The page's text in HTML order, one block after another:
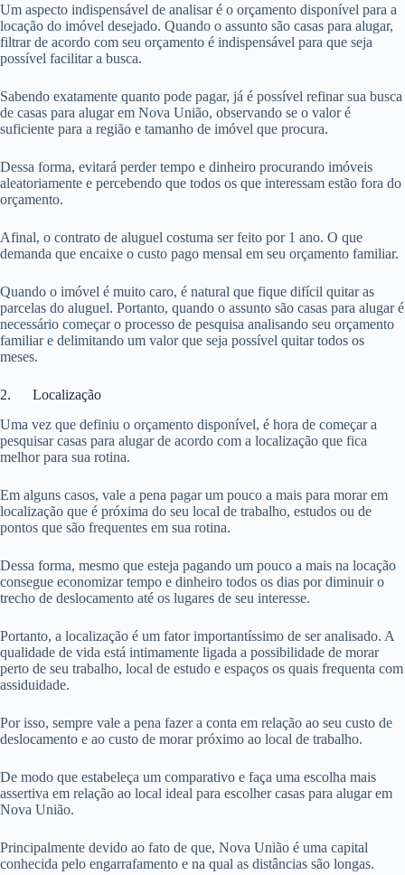
Um aspecto indispensável de analisar é o orçamento disponível para a
locação do imóvel desejado. Quando o assunto são casas para alugar,
filtrar de acordo com seu orçamento é indispensável para que seja
possível facilitar a busca.
Sabendo exatamente quanto pode pagar, já é possível refinar sua busca
de casas para alugar em Nova União, observando se o valor é
suficiente para a região e tamanho de imóvel que procura.
Dessa forma, evitará perder tempo e dinheiro procurando imóveis
aleatoriamente e percebendo que todos os que interessam estão fora do
orçamento.
Afinal, o contrato de aluguel costuma ser feito por 1 ano. O que
demanda que encaixe o custo pago mensal em seu orçamento familiar.
Quando o imóvel é muito caro, é natural que fique difícil quitar as
parcelas do aluguel. Portanto, quando o assunto são casas para alugar é
necessário começar o processo de pesquisa analisando seu orçamento
familiar e delimitando um valor que seja possível quitar todos os
meses.
2. Localização
Uma vez que definiu o orçamento disponível, é hora de começar a
pesquisar casas para alugar de acordo com a localização que fica
melhor para sua rotina.
Em alguns casos, vale a pena pagar um pouco a mais para morar em
localização que é próxima do seu local de trabalho, estudos ou de
pontos que são frequentes em sua rotina.
Dessa forma, mesmo que esteja pagando um pouco a mais na locação
consegue economizar tempo e dinheiro todos os dias por diminuir o
trecho de deslocamento até os lugares de seu interesse.
Portanto, a localização é um fator importantíssimo de ser analisado. A
qualidade de vida está intimamente ligada a possibilidade de morar
perto de seu trabalho, local de estudo e espaços os quais frequenta com
assiduidade.
Por isso, sempre vale a pena fazer a conta em relação ao seu custo de
deslocamento e ao custo de morar próximo ao local de trabalho.
De modo que estabeleça um comparativo e faça uma escolha mais
assertiva em relação ao local ideal para escolher casas para alugar em
Nova União.
Principalmente devido ao fato de que, Nova União é uma capital
conhecida pelo engarrafamento e na qual as distâncias são longas.